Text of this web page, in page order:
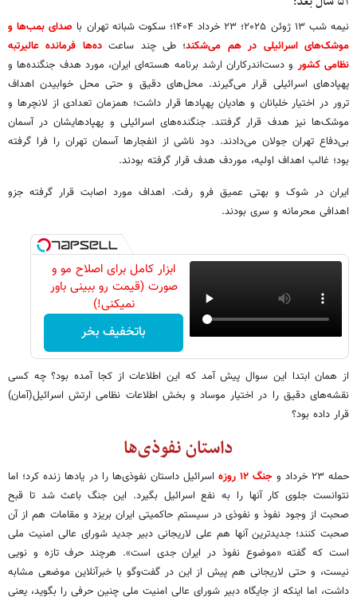
نیمه شب ۱۳ ژوئن ۲۰۲۵؛ ۲۳ خرداد ۱۴۰۴؛ سکوت شبانه تهران با
صدای بمب‌ها و
موشک‌های اسرائیلی در هم می‌شکند؛ طی چند ساعتده‌ها فرمانده عالیرتبه
نظامی کشور و دست‌اندرکاران ارشد برنامه هسته‌ای ایران، مورد هدف جنگنده‌ها و
پهپادهای اسرائیلی قرار می‌گیرند. محل‌های دقیق و حتی محل خوابیدن اهداف
ترور در اختیار خلبانان و هادیان پهپادها قرار داشت؛ همزمان تعدادی از لانچرها و
موشک‌ها نیز هدف قرار گرفتند. جنگنده‌های اسرائیلی و پهپادهایشان در آسمان
بی‌دفاع تهران جولان می‌دادند. دود ناشی از انفجارها آسمان تهران را فرا گرفته
بود؛ غالب اهداف اولیه، موردف هدف قرار گرفته بودند.
ایران در شوک و بهتی عمیق فرو رفت. اهداف مورد اصابت قرار گرفته جزو
اهدافی محرمانه و سری بودند.
ابزار کامل برای اصلاح مو و
صورت (قیمت رو ببینی باور
نمیکنی!)
باتخفیف بخر
از همان ابتدا این سوال پیش آمد که این اطلاعات از کجا آمده بود؟ چه کسی
نقشه‌های دقیق را در اختیار موساد و بخش اطلاعات نظامی ارتش اسرائیل(آمان)
قرار داده بود؟
داستان نفوذی‌ها
حمله ۲۳ خرداد و جنگ ۱۲ روزه
اسرائیل داستان نفوذی‌ها را در یادها زنده کرد؛ اما
نتوانست جلوی کار آنها را به نفع اسرائیل بگیرد. این جنگ باعث شد تا قبح
صحبت از وجود نفوذ و نفوذی در سیستم حاکمیتی ایران بریزد و مقامات هم از آن
صحبت کنند؛ جدیدترین آنها هم علی لاریجانی دبیر جدید شورای عالی امنیت ملی
است که گفته «موضوع نفوذ در ایران جدی است». هرچند حرف تازه و نویی
نیست، و حتی لاریجانی هم پیش از این در گفت‌وگو با خبرآنلاین موضعی مشابه
داشت، اما اینکه از جایگاه دبیر شورای عالی امنیت ملی چنین حرفی را بگوید، یعنی